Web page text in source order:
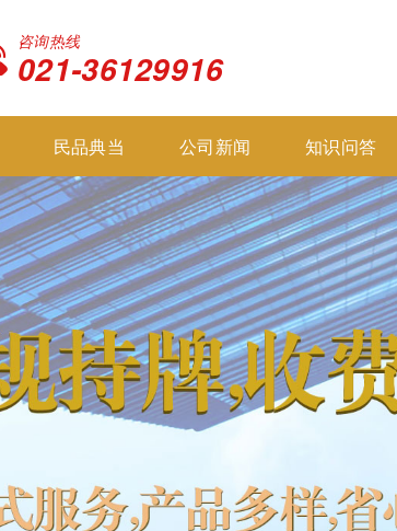
咨询热线
021-36129916
民品典当 公司新闻 知识问答